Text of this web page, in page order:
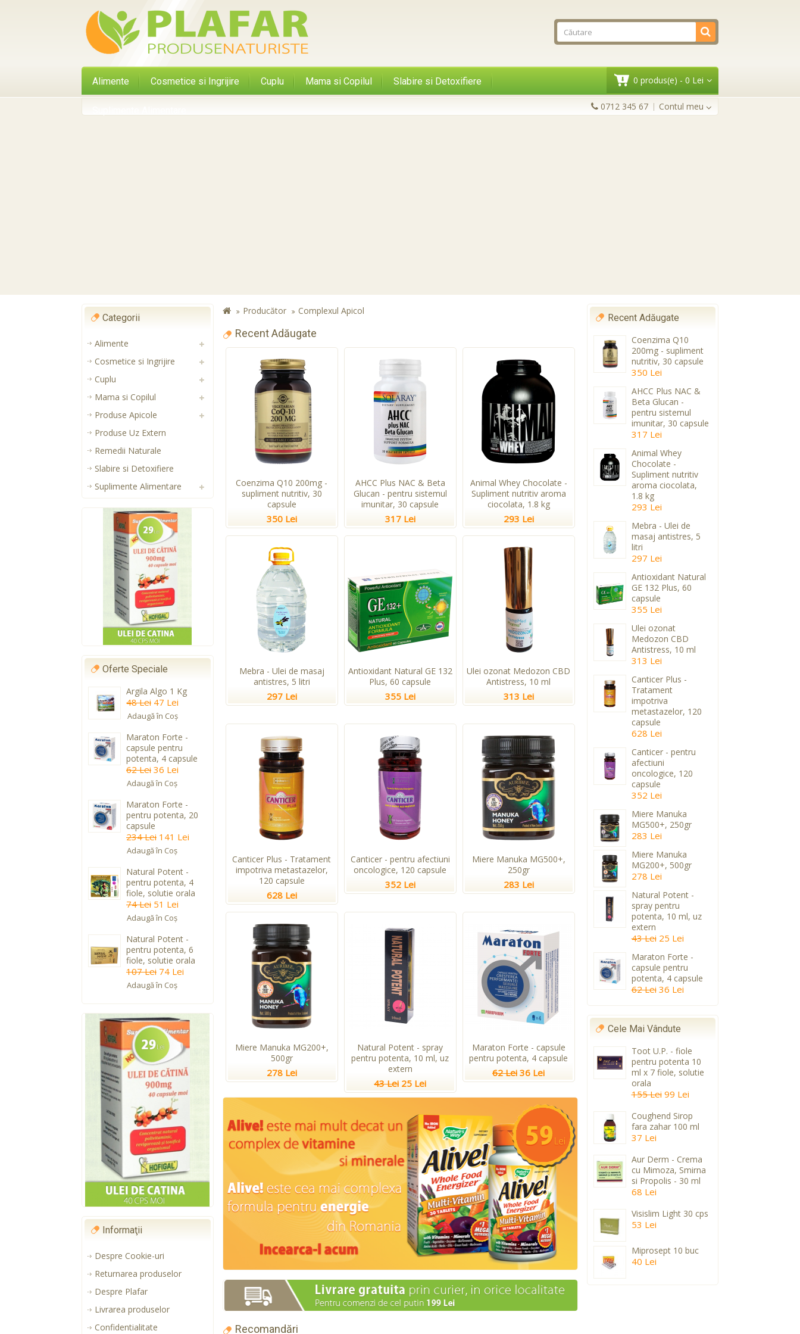
Alimente Cosmetice si Ingrijire Cuplu Mama si Copilul Slabire si Detoxifiere 0 produs(e) - 0 Lei
0712 345 67 Contul meu
Categorii
Alimente
Cosmetice si Ingrijire
Cuplu
Mama si Copilul
Produse Apicole
Produse Uz Extern
Remedii Naturale
Slabire si Detoxifiere
Suplimente Alimentare
Oferte Speciale
Argila Algo 1 Kg
48 Lei 47 Lei
Adaugă în Coş
Maraton Forte -
capsule pentru
potenta, 4 capsule
62 Lei 36 Lei
Adaugă în Coş
Maraton Forte -
pentru potenta, 20
capsule
234 Lei 141 Lei
Adaugă în Coş
Natural Potent -
pentru potenta, 4
fiole, solutie orala
74 Lei 51 Lei
Adaugă în Coş
Natural Potent -
pentru potenta, 6
fiole, solutie orala
107 Lei 74 Lei
Adaugă în Coş
Informaţii
Despre Cookie-uri
Returnarea produselor
Despre Plafar
Livrarea produselor
Confidentialitate
Producător Complexul Apicol
Recent Adăugate
Coenzima Q10 200mg -
supliment nutritiv, 30
capsule
350 Lei
AHCC Plus NAC & Beta
Glucan - pentru sistemul
imunitar, 30 capsule
317 Lei
Animal Whey Chocolate -
Supliment nutritiv aroma
ciocolata, 1.8 kg
293 Lei
Mebra - Ulei de masaj
antistres, 5 litri
297 Lei
Antioxidant Natural GE 132
Plus, 60 capsule
355 Lei
Ulei ozonat Medozon CBD
Antistress, 10 ml
313 Lei
Canticer Plus - Tratament
impotriva metastazelor,
120 capsule
628 Lei
Canticer - pentru afectiuni
oncologice, 120 capsule
352 Lei
Miere Manuka MG500+,
250gr
283 Lei
Miere Manuka MG200+,
500gr
278 Lei
Natural Potent - spray
pentru potenta, 10 ml, uz
extern
43 Lei 25 Lei
Maraton Forte - capsule
pentru potenta, 4 capsule
62 Lei 36 Lei
Recomandări
Recent Adăugate
Coenzima Q10
200mg - supliment
nutritiv, 30 capsule
350 Lei
AHCC Plus NAC &
Beta Glucan -
pentru sistemul
imunitar, 30 capsule
317 Lei
Animal Whey
Chocolate -
Supliment nutritiv
aroma ciocolata,
1.8 kg
293 Lei
Mebra - Ulei de
masaj antistres, 5
litri
297 Lei
Antioxidant Natural
GE 132 Plus, 60
capsule
355 Lei
Ulei ozonat
Medozon CBD
Antistress, 10 ml
313 Lei
Canticer Plus -
Tratament
impotriva
metastazelor, 120
capsule
628 Lei
Canticer - pentru
afectiuni
oncologice, 120
capsule
352 Lei
Miere Manuka
MG500+, 250gr
283 Lei
Miere Manuka
MG200+, 500gr
278 Lei
Natural Potent -
spray pentru
potenta, 10 ml, uz
extern
43 Lei 25 Lei
Maraton Forte -
capsule pentru
potenta, 4 capsule
62 Lei 36 Lei
Cele Mai Vândute
Toot U.P. - fiole
pentru potenta 10
ml x 7 fiole, solutie
orala
155 Lei 99 Lei
Coughend Sirop
fara zahar 100 ml
37 Lei
Aur Derm - Crema
cu Mimoza, Smirna
si Propolis - 30 ml
68 Lei
Visislim Light 30 cps
53 Lei
Miprosept 10 buc
40 Lei